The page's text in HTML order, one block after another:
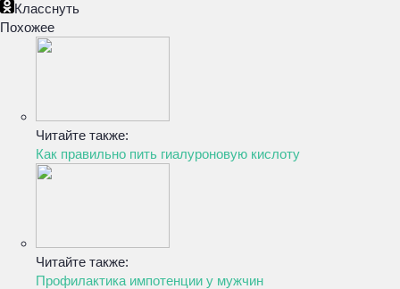
Класснуть
Похожее
Читайте также:
Как правильно пить гиалуроновую кислоту
Читайте также:
Профилактика импотенции у мужчин